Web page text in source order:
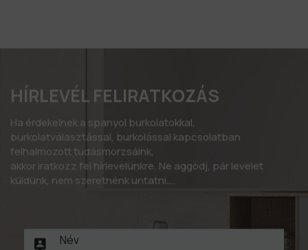
HÍRLEVÉL FELIRATKOZÁS
Ha érdekelnek a spanyol burkolatokkal,
burkolatválasztással, burkolással kapcsolatban
felhalmozott tudásmorzsáink,
akkor iratkozz fel hírlevelünkre. Ne aggódj, pár levelet
küldünk, nem szeretnénk untatni….